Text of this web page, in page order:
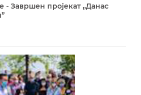
- Завршен пројекат „Данас